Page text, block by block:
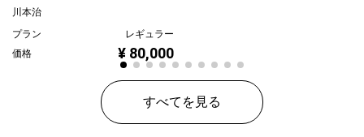
川本治
プラン
レギュラー
価格
¥ 80,000
すべてを見る